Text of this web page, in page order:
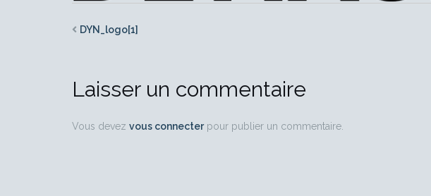
DYN_logo[1]
Laisser un commentaire
Vous devez vous connecterpour publier un commentaire.